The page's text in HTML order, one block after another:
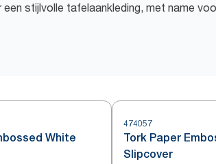
stijlvolle tafelaankleding, met name
White
474057
Tork Paper
Slipcover